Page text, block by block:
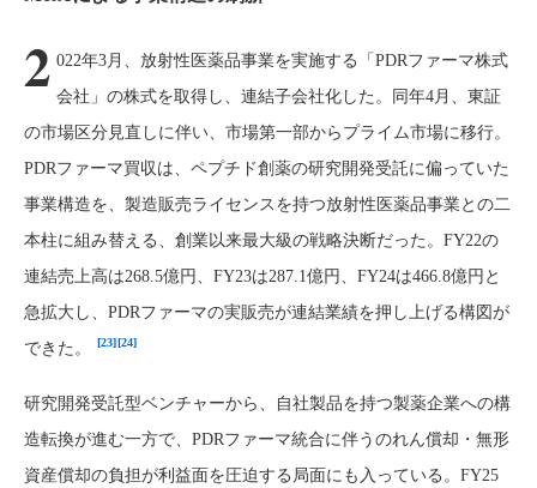
2 022年3月、放射性医薬品事業を実施する「PDRファーマ株式
会社」の株式を取得し、連結子会社化した。同年4月、東証
の市場区分見直しに伴い、市場第一部からプライム市場に移行。
PDRファーマ買収は、ペプチド創薬の研究開発受託に偏っていた
事業構造を、製造販売ライセンスを持つ放射性医薬品事業との二
本柱に組み替える、創業以来最大級の戦略決断だった。FY22の
連結売上高は268.5億円、FY23は287.1億円、FY24は466.8億円と
急拡大し、PDRファーマの実販売が連結業績を押し上げる構図が
できた。
[23][24]
研究開発受託型ベンチャーから、自社製品を持つ製薬企業への構
造転換が進む一方で、PDRファーマ統合に伴うのれん償却・無形
資産償却の負担が利益面を圧迫する局面にも入っている。FY25